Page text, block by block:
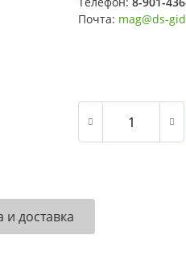
Почта: mag@ds-
и доставка